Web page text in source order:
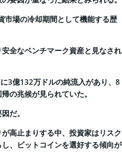
場の冷却期間として機能する歴
全なベンチマーク資産と見なされ
3億132万ドルの純流入があり、8
の兆候が見られていた。
だ。
高止まりする中、投資家はリスク
、ビットコインを選好する傾向が